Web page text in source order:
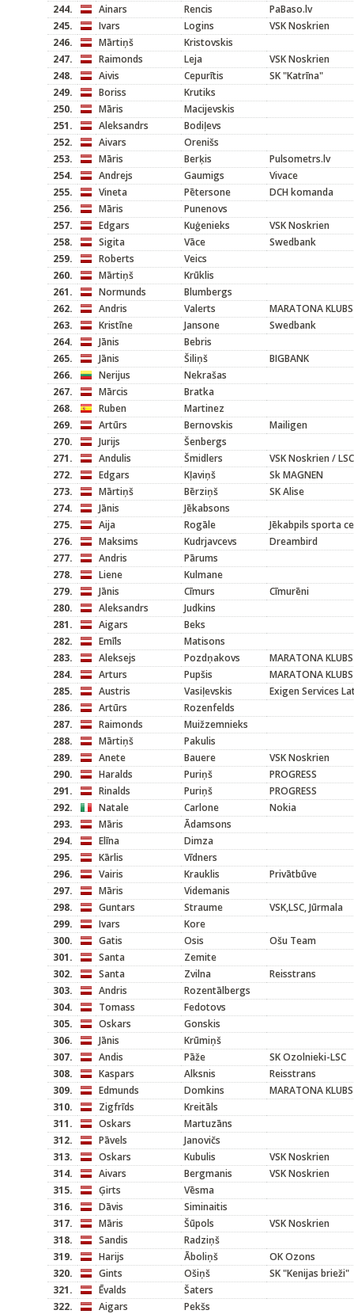
244.
Ainars Rencis
PaBaso.lv
245.
Ivars Logins
VSK Noskrien
246.
Mārtiņš
Kristovskis
247.
Raimonds Leja
VSK Noskrien
248.
Aivis Cepurītis
SK "Katrīna"
249.
Boriss
Krutiks
250.
Māris
Macijevskis
251.
Aleksandrs
Bodiļevs
252.
Aivars
Orenišs
253.
Māris Berķis
Pulsometrs.lv
254.
Andrejs Gaumigs
Vivace
255.
Vineta Pētersone
DCH komanda
256.
Māris
Punenovs
257.
Edgars Kuģenieks
VSK Noskrien
258.
Sigita Vāce
Swedbank
259.
Roberts
Veics
260.
Mārtiņš
Krūklis
261.
Normunds
Blumbergs
262.
Andris Valerts
MARATONA KLUBS
263.
Kristīne Jansone
Swedbank
264.
Jānis
Bebris
265.
Jānis Šiliņš
BIGBANK
266.
Nerijus
Nekrašas
267.
Mārcis
Bratka
268.
Ruben
Martinez
269.
Artūrs Bernovskis
Mailigen
270.
Jurijs
Šenbergs
271.
Andulis Šmidlers
VSK Noskrien / LSC
272.
Edgars Kļaviņš
Sk MAGNEN
273.
Mārtiņš Bērziņš
SK Alise
274.
Jānis
Jēkabsons
275.
Aija Rogāle
Jēkabpils sporta
276.
Maksims Kudrjavcevs
Dreambird
277.
Andris
Pārums
278.
Liene
Kulmane
279.
Jānis Cīmurs
Cīmurēni
280.
Aleksandrs
Judkins
281.
Aigars
Beks
282.
Emīls
Matisons
283.
Aleksejs Pozdņakovs
MARATONA KLUBS
284.
Arturs Pupšis
MARATONA KLUBS
285.
Austris Vasiļevskis
Exigen Services
286.
Artūrs
Rozenfelds
287.
Raimonds
Muižzemnieks
288.
Mārtiņš
Pakulis
289.
Anete Bauere
VSK Noskrien
290.
Haralds Puriņš
PROGRESS
291.
Rinalds Puriņš
PROGRESS
292.
Natale Carlone
Nokia
293.
Māris
Ādamsons
294.
Elīna
Dimza
295.
Kārlis
Vīdners
296.
Vairis Krauklis
Privātbūve
297.
Māris
Videmanis
298.
Guntars Straume
VSK,LSC, Jūrmala
299.
Ivars
Kore
300.
Gatis Osis
Ošu Team
301.
Santa
Zemite
302.
Santa Zvilna
Reisstrans
303.
Andris
Rozentālbergs
304.
Tomass
Fedotovs
305.
Oskars
Gonskis
306.
Jānis
Krūmiņš
307.
Andis Pāže
SK Ozolnieki-LSC
308.
Kaspars Alksnis
Reisstrans
309.
Edmunds Domkins
MARATONA KLUBS
310.
Zigfrīds
Kreitāls
311.
Oskars
Martuzāns
312.
Pāvels
Janovičs
313.
Oskars Kubulis
VSK Noskrien
314.
Aivars Bergmanis
VSK Noskrien
315.
Ģirts
Vēsma
316.
Dāvis
Siminaitis
317.
Māris Šūpols
VSK Noskrien
318.
Sandis
Radziņš
319.
Harijs Āboliņš
OK Ozons
320.
Gints Ošiņš
SK "Kenijas brieži"
321.
Ēvalds
Šaters
322.
Aigars Pekšs